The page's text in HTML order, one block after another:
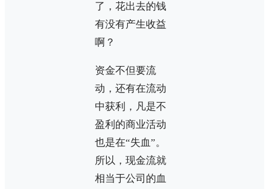
了，花出去的钱
有没有产生收益
啊？
资金不但要流
动，还有在流动
中获利，凡是不
盈利的商业活动
也是在“失血”。
所以，现金流就
相当于公司的血